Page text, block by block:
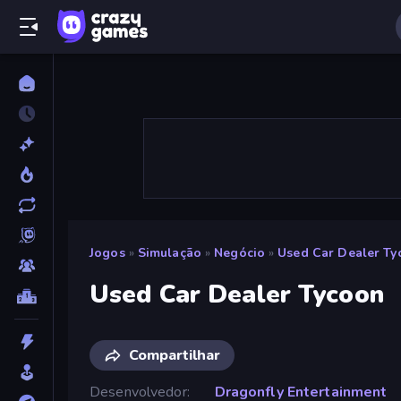
Jogos » Simulação » Negócio » Used Car Dealer
Used Car Dealer Tycoon
Compartilhar
Desenvolvedor
Dragonfly Entertainment